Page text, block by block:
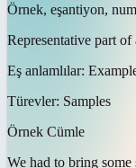
Örnek, eşantiyon,
Representative part
Eş anlamlılar:
Türevler: Samples
Örnek Cümle
We had to bring some